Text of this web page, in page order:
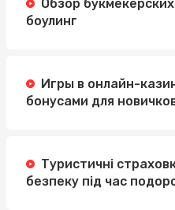
Обзор
боулинг
Игры в онлайн-
бонусами для
Туристичні
безпеку під час